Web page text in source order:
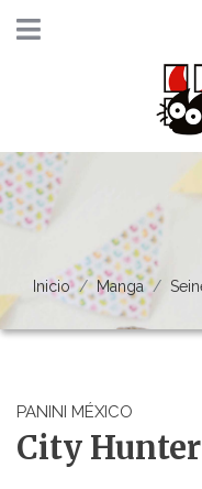
Inicio Manga
PANINI MÉXICO
City